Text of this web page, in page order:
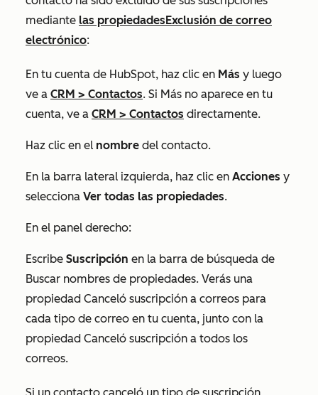
mediante las propiedadesExclusión de correo
electrónico:
En tu cuenta de HubSpot, haz clic en Más y luego
ve a CRM > Contactos. Si Más no aparece en tu
cuenta, ve a CRM > Contactos directamente.
Haz clic en el nombre del contacto.
En la barra lateral izquierda, haz clic en Acciones y
selecciona Ver todas las propiedades.
En el panel derecho:
Escribe Suscripción en la barra de búsqueda de
Buscar nombres de propiedades. Verás una
propiedad Canceló suscripción a correos para
cada tipo de correo en tu cuenta, junto con la
propiedad Canceló suscripción a todos los
correos.
Si un contacto canceló un tipo de suscripción